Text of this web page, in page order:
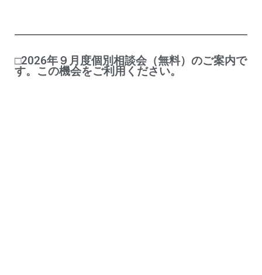
□2026年９月度個別相談会（無料）のご案内で
す。この機会をご利用ください。